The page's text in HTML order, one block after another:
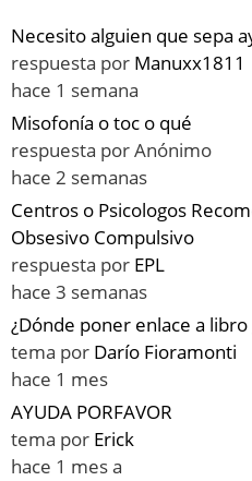
Necesito alguien que sepa
respuesta por Manuxx1811
hace 1 semana
Misofonía o toc o qué
respuesta porAnónimo
hace 2 semanas
Centros o Psicologos
Obsesivo Compulsivo
respuesta por EPL
hace 3 semanas
¿Dónde poner enlace a
tema por Darío Fioramonti
hace 1 mes
AYUDA PORFAVOR
tema por Erick
hace 1 mes a